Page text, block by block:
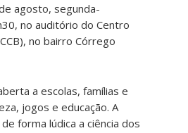
agosto, segunda-
no auditório do Centro
no bairro Córrego
a escolas, famílias e
jogos e educação. A
forma lúdica a ciência dos